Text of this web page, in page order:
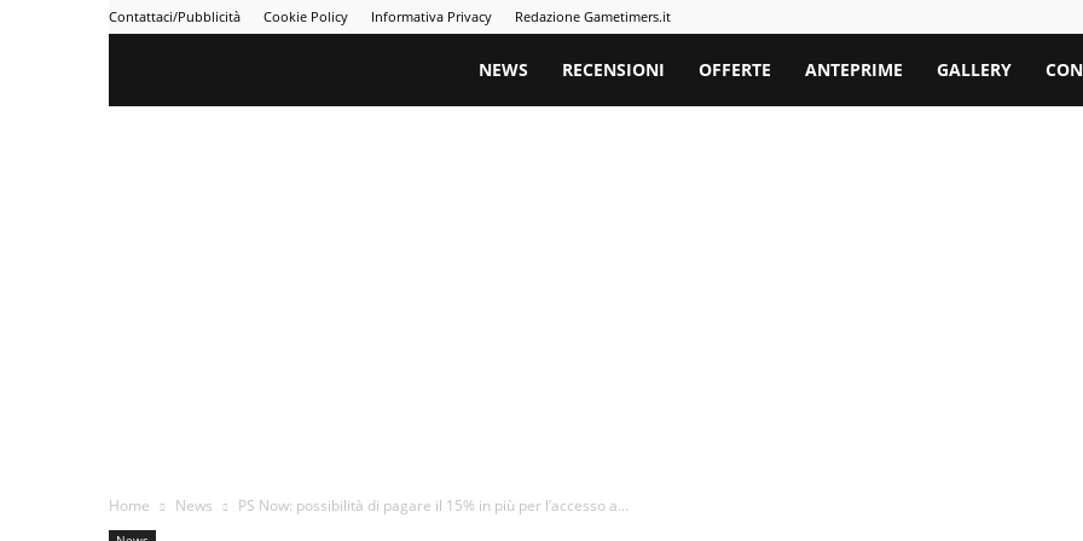
Contattaci/Pubblicità Cookie Policy Informativa Privacy Redazione Gametimers.it
Gametimers
NEWS RECENSIONI OFFERTE ANTEPRIME GALLERY
Home News PS Now: possibilità di pagare il 15% in più per l’accesso a...